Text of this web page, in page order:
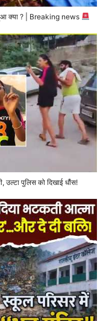
हुआ क्या ? | Breaking news
उल्टा पुलिस को दिखाई धौंस!